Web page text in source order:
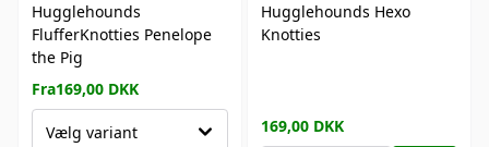
Hugglehounds
FlufferKnotties Penelope
the Pig
Fra169,00 DKK
Vælg variant
Hugglehounds Hexo
Knotties
169,00 DKK